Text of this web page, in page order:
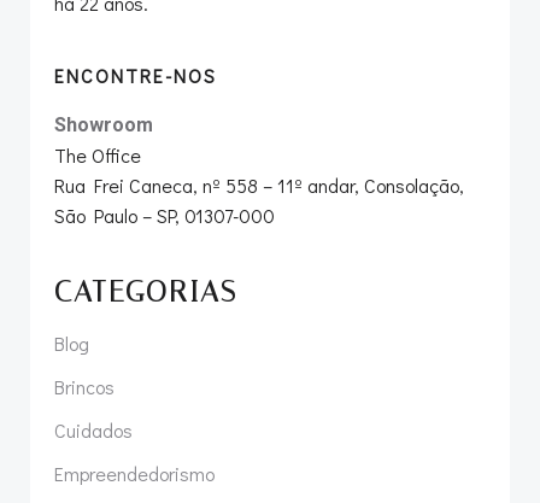
ENCONTRE-NOS
Showroom
The Office
Rua Frei Caneca, nº 558 – 11º andar, Consolação,
São Paulo – SP, 01307-000
CATEGORIAS
Blog
Brincos
Cuidados
Empreendedorismo